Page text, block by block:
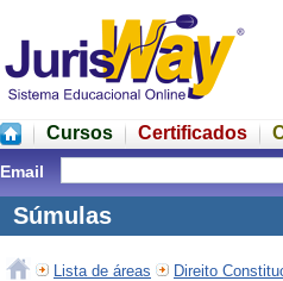
Cursos Certificados
Email
Súmulas
Lista de áreas Direito